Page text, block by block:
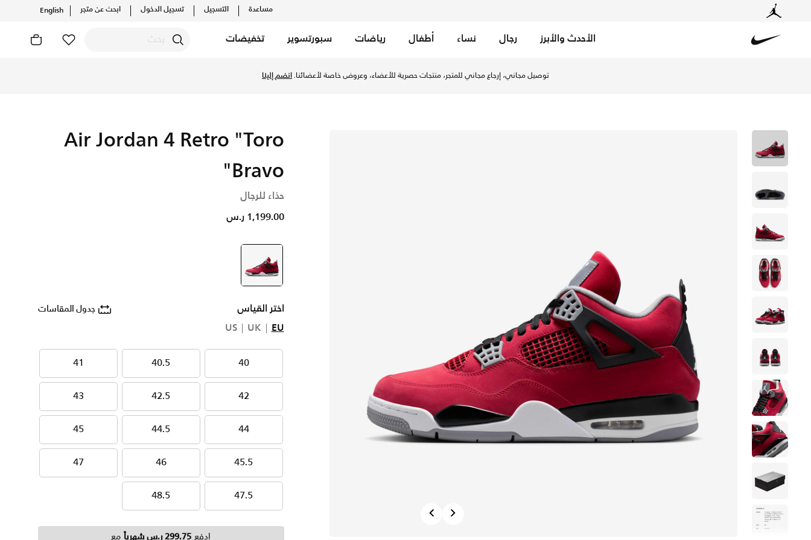
مساعدة التسجيل تسجيل الدخول ابحث عن متجر English
الأحدث والأبرز رجال نساء أطفال رياضات سبورتسوير تخفيضات
توصيل مجاني، إرجاع مجاني للمتجر، منتجات حصرية للأعضاء، وعروض خاصة لأعضائنا.انضم إلينا
Next
Air Jordan 4 Retro "Toro
Bravo"
حذاء للرجال
1,199.00 ر.س
selected
وردي
اختر القياس جدول المقاسات
EU
UK
US
40
40
40.5
40.5
41
41
42
42
42.5
42.5
43
43
44
44
44.5
44.5
45
45
45.5
45.5
46
46
47
47
47.5
47.5
48.5
48.5
ادفع 299.75 ر.س شهرياً مع